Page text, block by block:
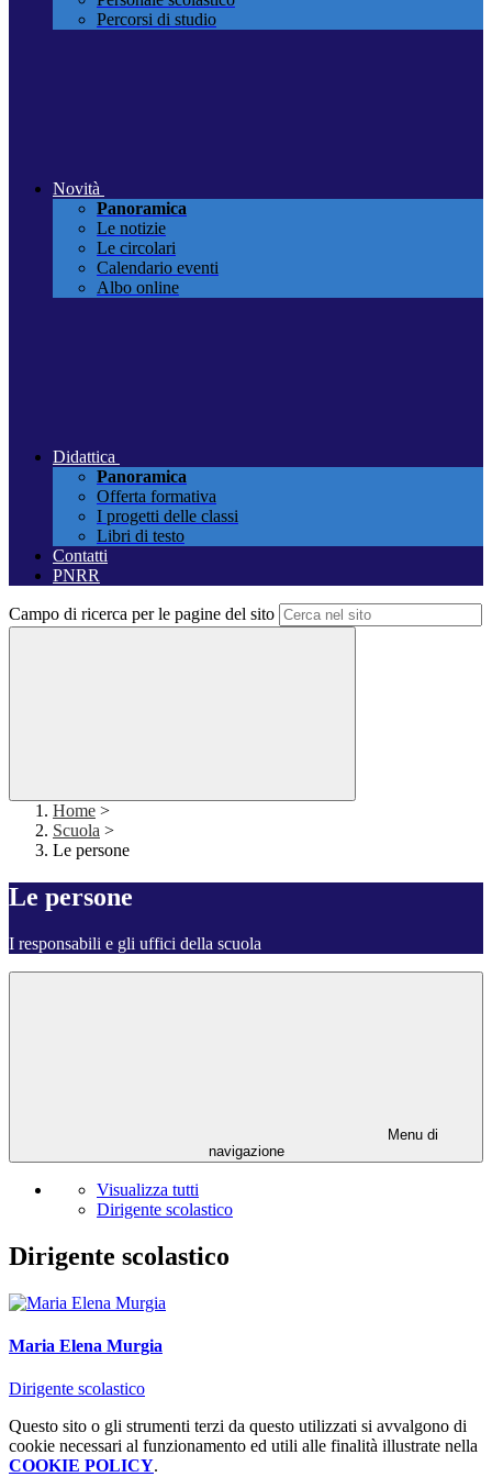
Percorsi di studio
Novità
Panoramica
Le notizie
Le circolari
Calendario eventi
Albo online
Didattica
Panoramica
Offerta formativa
I progetti delle classi
Libri di testo
Contatti
PNRR
Campo di ricerca per le pagine del sito
Home >
Scuola >
Le persone
Le persone
I responsabili e gli uffici della scuola
Menu di
navigazione
Visualizza tutti
Dirigente scolastico
Dirigente scolastico
Maria Elena Murgia
Dirigente scolastico
Questo sito o gli strumenti terzi da questo utilizzati si avvalgono di
cookie necessari al funzionamento ed utili alle finalità illustrate nella
COOKIE POLICY.